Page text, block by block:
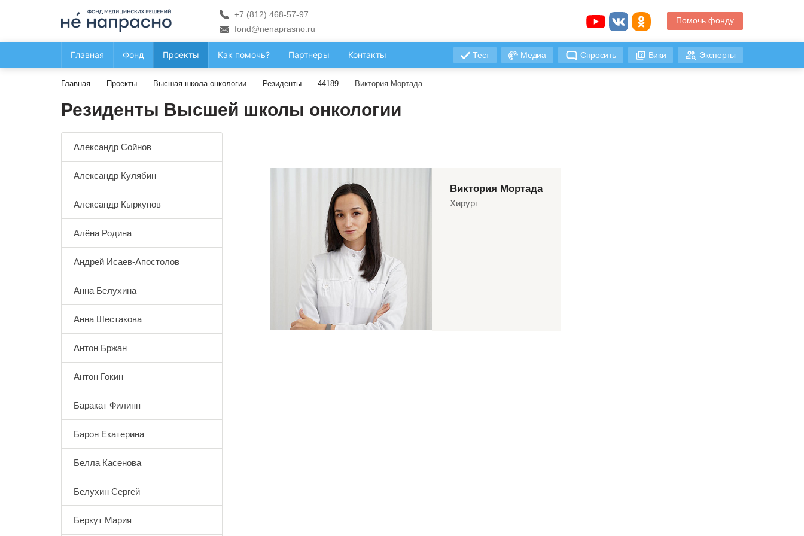
+7 (812) 468-57-97
fond@nenaprasno.ru
Помочь фонду
Главная Фонд Проекты Как помочь? Партнеры Контакты Тест Медиа Спросить Вики Эксперты
Главная Проекты Высшая школа онкологии Резиденты 44189 Виктория Мортада
Резиденты Высшей школы онкологии
Александр Сойнов
Александр Кулябин
Александр Кыркунов
Алёна Родина
Андрей Исаев-Апостолов
Анна Белухина
Анна Шестакова
Антон Бржан
Антон Гокин
Баракат Филипп
Барон Екатерина
Белла Касенова
Белухин Сергей
Беркут Мария
Виктория Мортада
Хирург